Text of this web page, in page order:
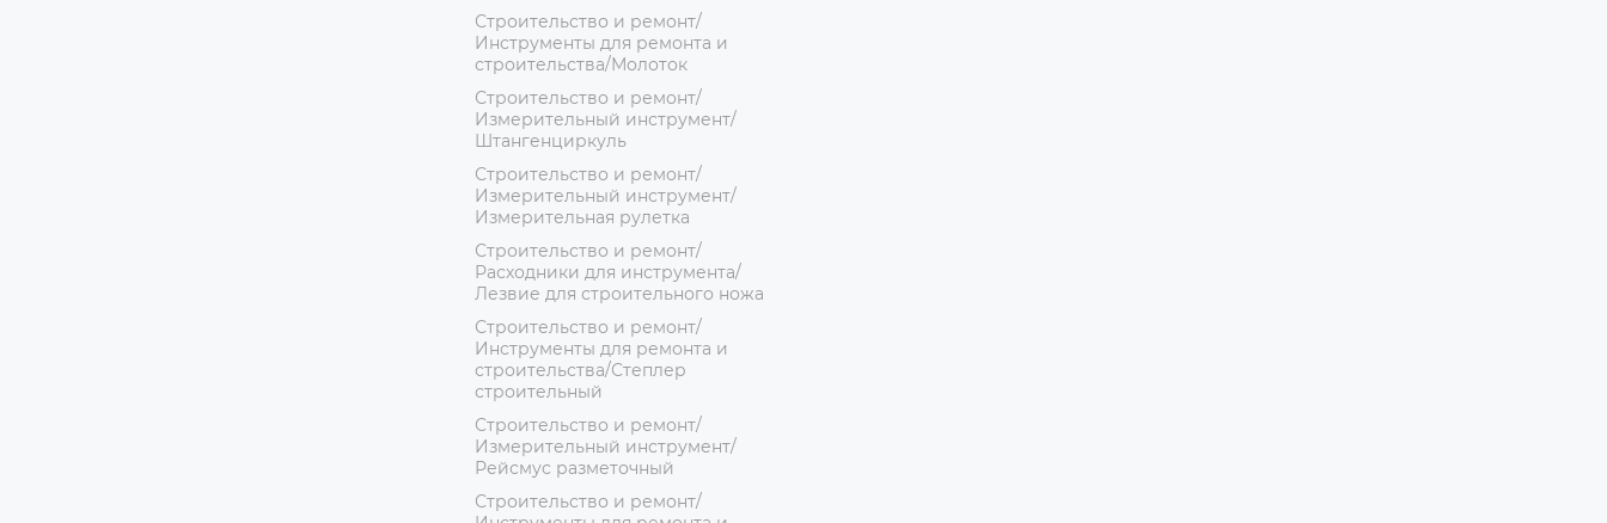
Строительство и ремонт/
Инструменты для ремонта и
строительства/Молоток
Строительство и ремонт/
Измерительный инструмент/
Штангенциркуль
Строительство и ремонт/
Измерительный инструмент/
Измерительная рулетка
Строительство и ремонт/
Расходники для инструмента/
Лезвие для строительного ножа
Строительство и ремонт/
Инструменты для ремонта и
строительства/Степлер
строительный
Строительство и ремонт/
Измерительный инструмент/
Рейсмус разметочный
Строительство и ремонт/